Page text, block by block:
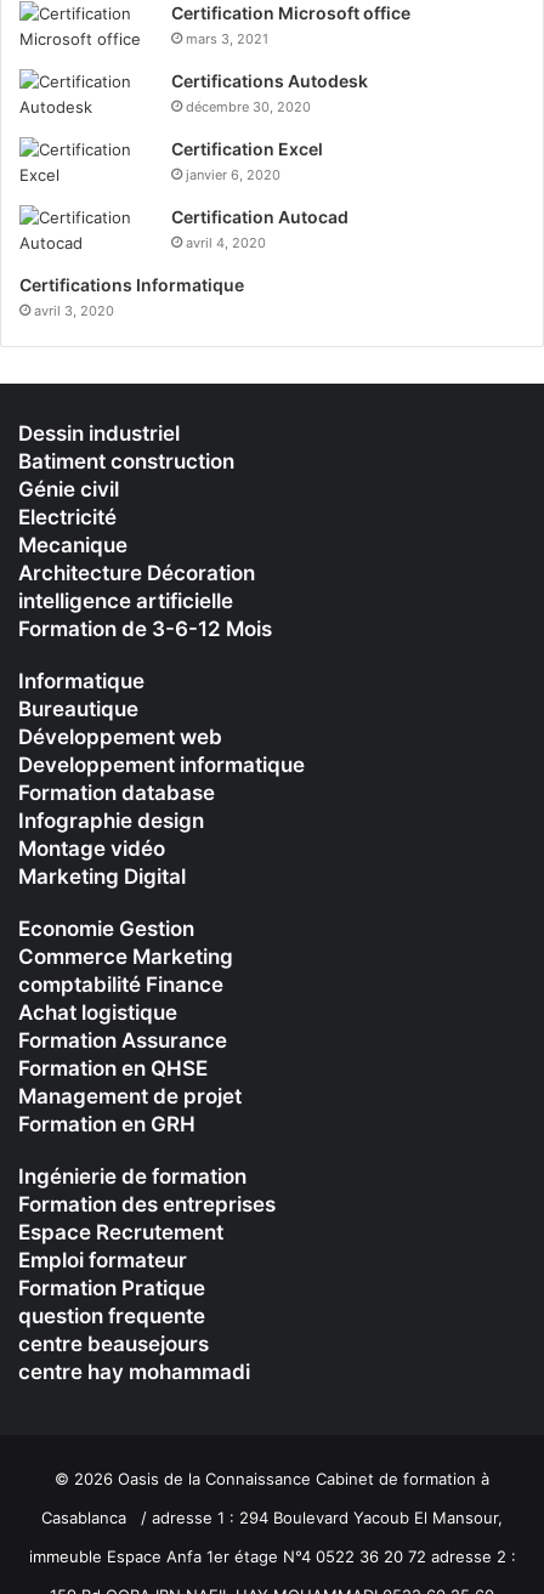
Certification Microsoft office
mars 3, 2021
Certifications Autodesk
décembre 30, 2020
Certification Excel
janvier 6, 2020
Certification Autocad
avril 4, 2020
Certifications Informatique
avril 3, 2020
Dessin industriel
Batiment construction
Génie civil
Electricité
Mecanique
Architecture Décoration
intelligence artificielle
Formation de 3-6-12 Mois
Informatique
Bureautique
Développement web
Developpement informatique
Formation database
Infographie design
Montage vidéo
Marketing Digital
Economie Gestion
Commerce Marketing
comptabilité Finance
Achat logistique
Formation Assurance
Formation en QHSE
Management de projet
Formation en GRH
Ingénierie de formation
Formation des entreprises
Espace Recrutement
Emploi formateur
Formation Pratique
question frequente
centre beausejours
centre hay mohammadi
© 2026 Oasis de la Connaissance Cabinet de formation à
Casablanca / adresse 1 : 294 Boulevard Yacoub El Mansour,
immeuble Espace Anfa 1er étage N°4 0522 36 20 72 adresse 2 :